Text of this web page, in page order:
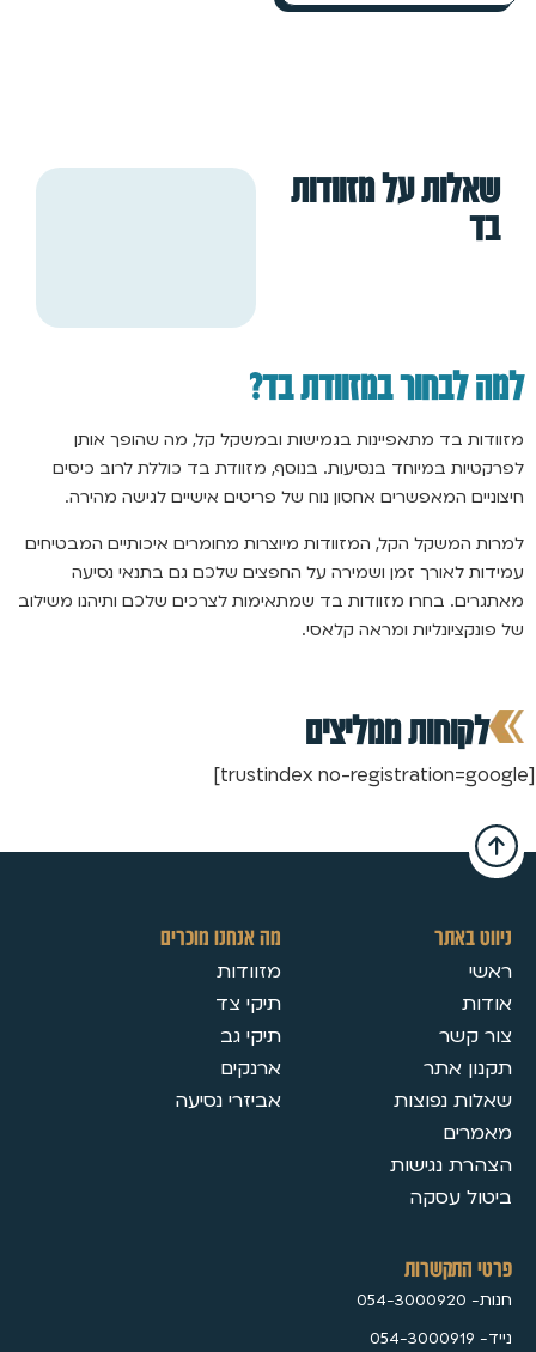
שאלות על מזוודות
בד
למה לבחור במזוודת בד?
מזוודות בד מתאפיינות בגמישות ובמשקל קל, מה שהופך אותן
לפרקטיות במיוחד בנסיעות. בנוסף, מזוודת בד כוללת לרוב כיסים
חיצוניים המאפשרים אחסון נוח של פריטים אישיים לגישה מהירה.
למרות המשקל הקל, המזוודות מיוצרות מחומרים איכותיים המבטיחים
עמידות לאורך זמן ושמירה על החפצים שלכם גם בתנאי נסיעה
מאתגרים. בחרו מזוודות בד שמתאימות לצרכים שלכם ותיהנו משילוב
של פונקציונליות ומראה קלאסי.
לקוחות ממליצים
[trustindex no-registration=google]
ניווט באתר
ראשי
אודות
צור קשר
תקנון אתר
שאלות נפוצות
מאמרים
הצהרת נגישות
ביטול עסקה
מה אנחנו מוכרים
מזוודות
תיקי צד
תיקי גב
ארנקים
אביזרי נסיעה
פרטי התקשרות
חנות- 054-3000920
נייד- 054-3000919